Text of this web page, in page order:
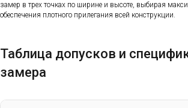
замер в трех точках по ширине и высоте, выбирая
обеспечения плотного прилегания всей конструкции.
Таблица допусков и
замера